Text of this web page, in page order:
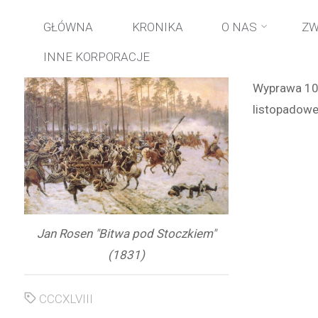
Przejdź
do
treści
GŁÓWNA KRONIKA O NAS
INNE KORPORACJE
Jan Rosen "Bitwa pod Stoczkiem"
(1831)
Wyprawa
CCCXLVIII